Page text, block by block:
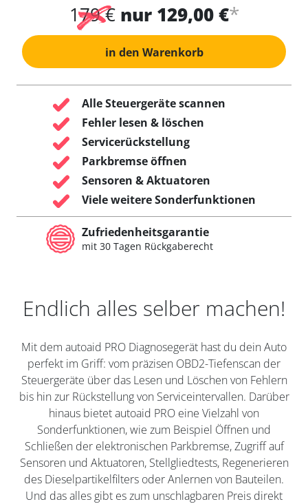
179 € nur 129,00 €*
in den Warenkorb
Alle Steuergeräte scannen
Fehler lesen & löschen
Servicerückstellung
Parkbremse öffnen
Sensoren & Aktuatoren
Viele weitere Sonderfunktionen
Zufriedenheitsgarantie
mit 30 Tagen Rückgaberecht
Endlich alles selber machen!
Mit dem autoaid PRO Diagnosegerät hast du dein Auto
perfekt im Griff: vom präzisen OBD2-Tiefenscan der
Steuergeräte über das Lesen und Löschen von Fehlern
bis hin zur Rückstellung von Serviceintervallen. Darüber
hinaus bietet autoaid PRO eine Vielzahl von
Sonderfunktionen, wie zum Beispiel Öffnen und
Schließen der elektronischen Parkbremse, Zugriff auf
Sensoren und Aktuatoren, Stellgliedtests, Regenerieren
des Dieselpartikelfilters oder Anlernen von Bauteilen.
Und das alles gibt es zum unschlagbaren Preis direkt